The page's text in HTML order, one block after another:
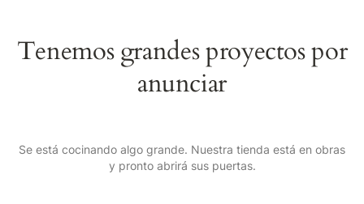
Tenemos grandes proyectos por
anunciar
Se está cocinando algo grande. Nuestra tienda está en obras
y pronto abrirá sus puertas.